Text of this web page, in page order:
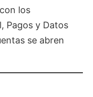
los
Pagos y Datos
se abren